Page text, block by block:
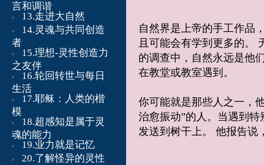
言和调谐
13.走进大自然
14.灵魂与共同创造
者
15.理想-灵性创造力
之友伴
16.轮回转世与每日
生活
17.耶稣：人类的楷
模
18.超感知是属于灵
魂的能力
19.业力就是记忆
20.了解怪异的灵性
自然界是上帝的手工作品
且可能会有学到更多的。
的调查中，自然永远是他
在教堂或教室遇到。
你可能就是那些人之一，
治愈振动”的人。当遇到
发送到树干上。 他报告说